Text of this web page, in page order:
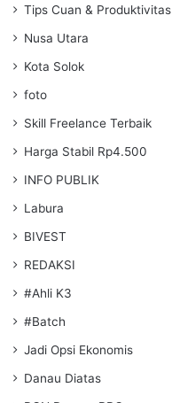
Tips Cuan & Produktivitas
Nusa Utara
Kota Solok
foto
Skill Freelance Terbaik
Harga Stabil Rp4.500
INFO PUBLIK
Labura
BIVEST
REDAKSI
#Ahli K3
#Batch
Jadi Opsi Ekonomis
Danau Diatas